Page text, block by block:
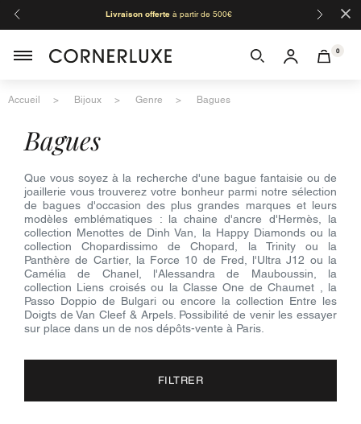
Livraison offerteà partir de 500€ ×
0
Accueil Bijoux Genre Bagues
bagues
Que vous soyez à la recherche d'une bague fantaisie ou de
joaillerie vous trouverez votre bonheur parmi notre sélection
de bagues d'occasion des plus grandes marques et leurs
modèles emblématiques : la chaine d'ancre d'Hermès, la
collection Menottes de Dinh Van, la Happy Diamonds ou la
collection Chopardissimo de Chopard, la Trinity ou la
Panthère de Cartier, la Force 10 de Fred, l'Ultra J12 ou la
Camélia de Chanel, l'Alessandra de Mauboussin, la
collection Liens croisés ou la Classe One de Chaumet , la
Passo Doppio de Bulgari ou encore la collection Entre les
Doigts de Van Cleef & Arpels. Possibilité de venir les essayer
sur place dans un de nos dépôts-vente à Paris.
FILTRER